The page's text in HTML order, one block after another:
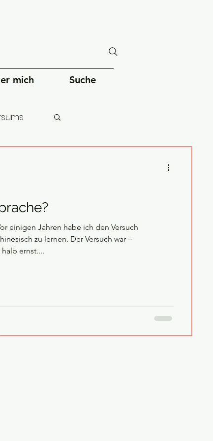
mich Suche
einigen Jahren habe ich den Versuch
zu lernen. Der Versuch war –
ernst....